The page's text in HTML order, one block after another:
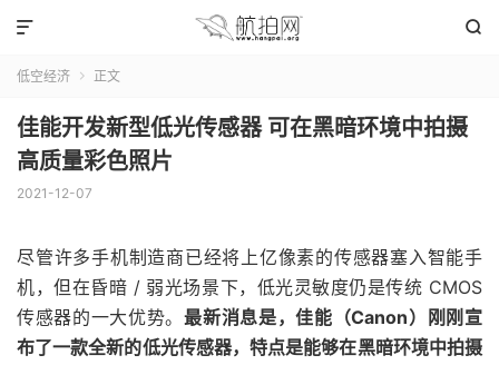


低空经济  正文
佳能开发新型低光传感器 可在黑暗环境中拍摄
高质量彩色照片
2021-12-07
尽管许多手机制造商已经将上亿像素的传感器塞入智能手
机，但在昏暗 / 弱光场景下，低光灵敏度仍是传统 CMOS
传感器的一大优势。最新消息是，佳能（Canon）刚刚宣
布了一款全新的低光传感器，特点是能够在黑暗环境中拍摄